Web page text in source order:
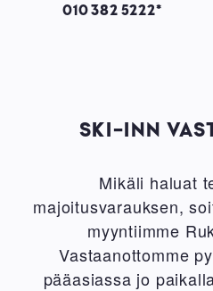
010 382 5222*
SKI-INN
Mikäli haluat
majoitusvarauksen,
myyntiimme
Vastaanottomme
pääasiassa jo